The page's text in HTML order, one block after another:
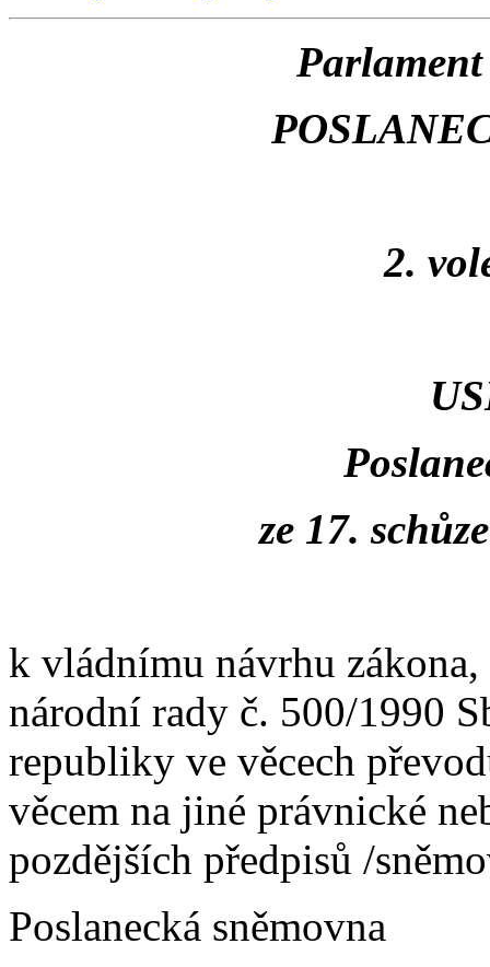
2.
ze 17.
k vládnímu návrhu
národní rady č. 500/1990
republiky ve věcech
věcem na jiné právnické
pozdějších předpisů /
Poslanecká sněmovna